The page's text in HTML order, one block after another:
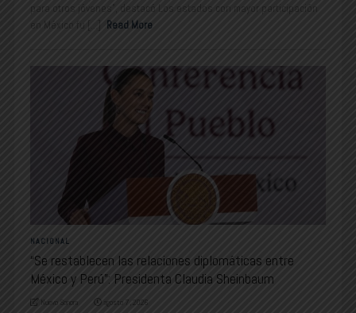
para otros jóvenes”, destacó Los estados con mayor participación
en México fu [...]
Read More
NACIONAL
“Se restablecen las relaciones diplomáticas entre
México y Perú”: Presidenta Claudia Sheinbaum
Nuevo Sonora agosto 7, 2026